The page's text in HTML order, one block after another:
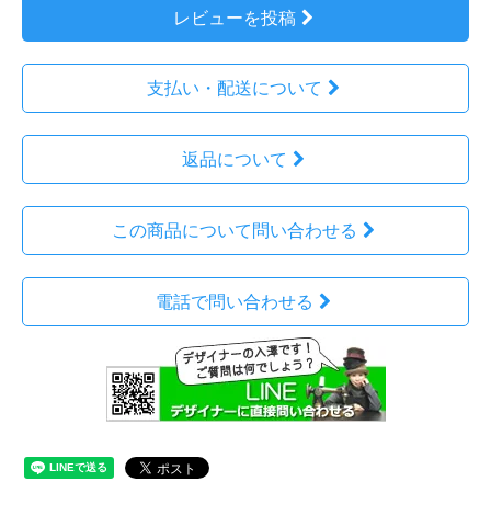
レビューを投稿
支払い・配送について
返品について
この商品について問い合わせる
電話で問い合わせる